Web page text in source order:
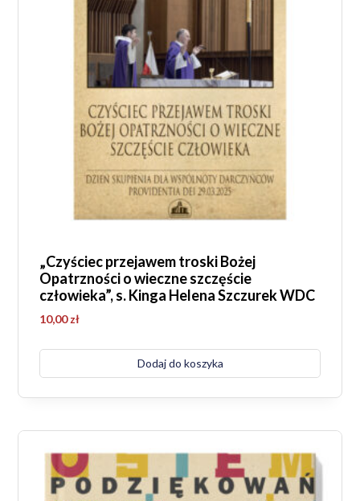
„Czyściec przejawem troski Bożej
Opatrzności o wieczne szczęście
człowieka”, s. Kinga Helena Szczurek WDC
10,00zł
Dodaj do koszyka